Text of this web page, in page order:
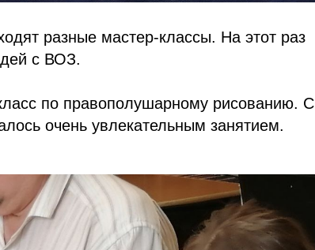
разные мастер-классы. На этот раз
с ВОЗ.
по правополушарному рисованию. С
очень увлекательным занятием.